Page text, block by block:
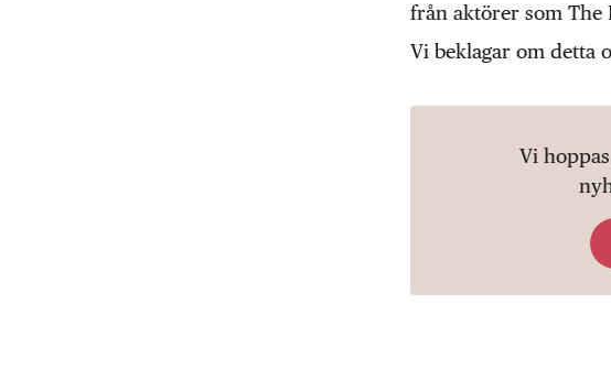
från aktörer som The
Vi beklagar om detta
Vi